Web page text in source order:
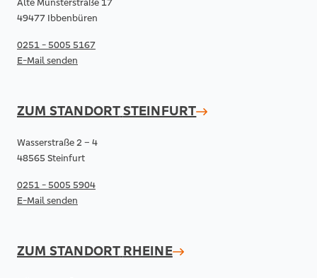
Alte Münsterstraße 17
49477 Ibbenbüren
0251 - 5005 5167
E-Mail senden
ZUM STANDORTSTEINFURT
Wasserstraße 2 – 4
48565 Steinfurt
0251 - 5005 5904
E-Mail senden
ZUM STANDORT RHEINE